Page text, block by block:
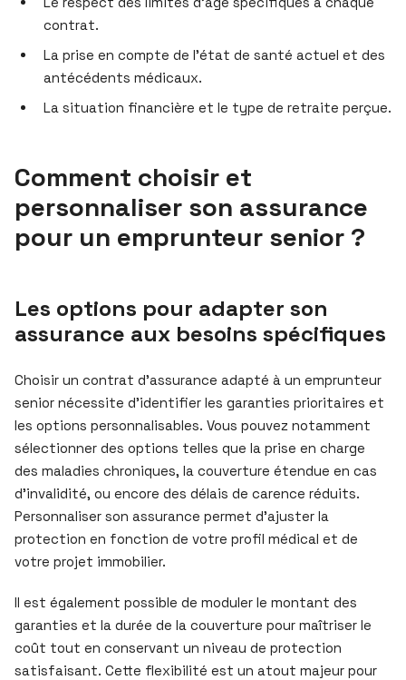
contrat.
La prise en compte de l’état de santé actuel et des
antécédents médicaux.
La situation financière et le type de retraite perçue.
Comment choisir et
personnaliser son assurance
pour un emprunteur senior ?
Les options pour adapter son
assurance aux besoins spécifiques
Choisir un contrat d’assurance adapté à un emprunteur
senior nécessite d’identifier les garanties prioritaires et
les options personnalisables. Vous pouvez notamment
sélectionner des options telles que la prise en charge
des maladies chroniques, la couverture étendue en cas
d’invalidité, ou encore des délais de carence réduits.
Personnaliser son assurance permet d’ajuster la
protection en fonction de votre profil médical et de
votre projet immobilier.
Il est également possible de moduler le montant des
garanties et la durée de la couverture pour maîtriser le
coût tout en conservant un niveau de protection
satisfaisant. Cette flexibilité est un atout majeur pour